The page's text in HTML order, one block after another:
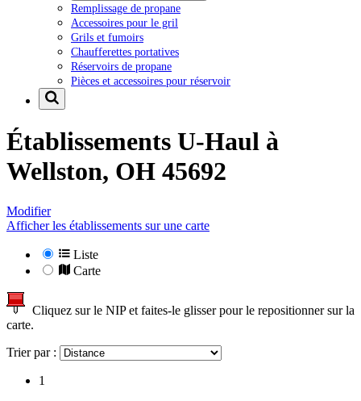
Remplissage de propane
Accessoires pour le gril
Grils et fumoirs
Chaufferettes portatives
Réservoirs de propane
Pièces et accessoires pour réservoir
Établissements U-Haul à
Wellston, OH 45692
Modifier
Afficher les établissements sur une carte
Liste
Carte
Cliquez sur le NIP et faites-le glisser pour le repositionner sur la
carte.
Trier par :
1